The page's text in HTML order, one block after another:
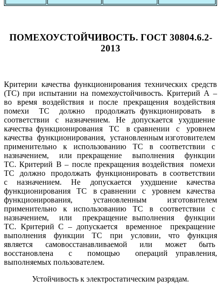
ПОМЕХОУСТОЙЧИВОСТЬ. ГОСТ 30804.6.2-
2013
Критерии качества функционирования технических средств
(ТС) при испытании на помехоустойчивость. Критерий А –
во время воздействия и после прекращения воздействия
помехи ТС должно продолжать функционировать в
соответствии с назначением. Не допускается ухудшение
качества функционирования ТС в сравнении с уровнем
качества функционирования, установленным изготовителем
применительно к использованию ТС в соответствии с
назначением, или прекращение выполнения функции
ТС. Критерий В – после прекращения воздействия помехи
ТС должно продолжать функционировать в соответствии
с назначением. Не допускается ухудшение качества
функционирования ТС в сравнении с уровнем качества
функционирования, установленным изготовителем
применительно к использованию ТС в соответствии с
назначением, или прекращение выполнения функции
ТС. Критерий С – допускается временное прекращение
выполнения функции ТС при условии, что функция
является самовосстанавливаемой или может быть
восстановлена с помощью операций управления,
выполняемых пользователем.
Устойчивость к электростатическим разрядам.